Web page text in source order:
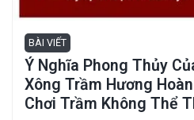
BÀI VIẾT
Ý Nghĩa Phong Thủy
Xông Trầm Hương
Chơi Trầm Không Thể